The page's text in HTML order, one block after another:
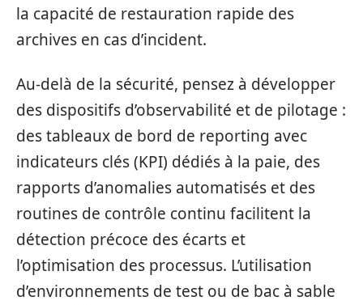
la capacité de restauration rapide des
archives en cas d’incident.
Au‑delà de la sécurité, pensez à développer
des dispositifs d’observabilité et de pilotage :
des tableaux de bord de reporting avec
indicateurs clés (KPI) dédiés à la paie, des
rapports d’anomalies automatisés et des
routines de contrôle continu facilitent la
détection précoce des écarts et
l’optimisation des processus. L’utilisation
d’environnements de test ou de bac à sable